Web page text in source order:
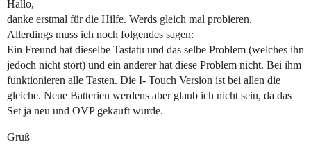
Hallo,
danke erstmal für die Hilfe. Werds gleich mal probieren.
Allerdings muss ich noch folgendes sagen:
Ein Freund hat dieselbe Tastatu und das selbe Problem (welches ihn
jedoch nicht stört) und ein anderer hat diese Problem nicht. Bei ihm
funktionieren alle Tasten. Die I- Touch Version ist bei allen die
gleiche. Neue Batterien werdens aber glaub ich nicht sein, da das
Set ja neu und OVP gekauft wurde.
Gruß